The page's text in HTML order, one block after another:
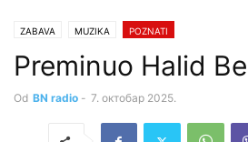
ZABAVA MUZIKA POZNATI
Preminuo Halid
Od BN radio - 7. октобар 2025.